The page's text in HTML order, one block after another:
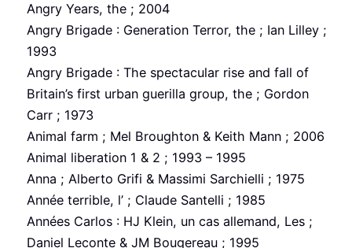
Angry Years, the ; 2004
Angry Brigade : Generation Terror, the ; Ian Lilley ;
1993
Angry Brigade : The spectacular rise and fall of
Britain’s first urban guerilla group, the ; Gordon
Carr ; 1973
Animal farm ; Mel Broughton & Keith Mann ; 2006
Animal liberation 1 & 2 ; 1993 – 1995
Anna ; Alberto Grifi & Massimi Sarchielli ; 1975
Année terrible, l’ ; Claude Santelli ; 1985
Années Carlos : HJ Klein, un cas allemand, Les ;
Daniel Leconte & JM Bougereau ; 1995